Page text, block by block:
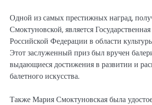
Одной из самых престижных наград,
Смоктуновской, является
Российской Федерации в области
Этот заслуженный приз был вручен
выдающиеся достижения в развитии и
балетного искусства.
Также Мария Смоктуновская была